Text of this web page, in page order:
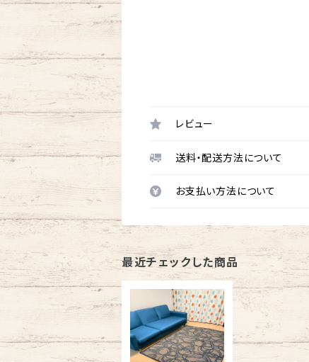
レビュー
送料・配送方法について
お支払い方法について
最近チェックした商品